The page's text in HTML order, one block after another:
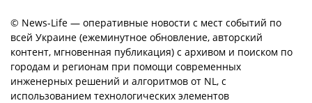
© News-Life — оперативные новости с мест событий по
всей Украине (ежеминутное обновление, авторский
контент, мгновенная публикация) с архивом и поиском по
городам и регионам при помощи современных
инженерных решений и алгоритмов от NL, с
использованием технологических элементов